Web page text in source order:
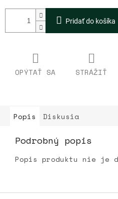
Pridať do košíka
OPÝTAŤ SA STRÁŽIŤ
Popis Diskusia
Podrobný popis
Popis produktu nie je